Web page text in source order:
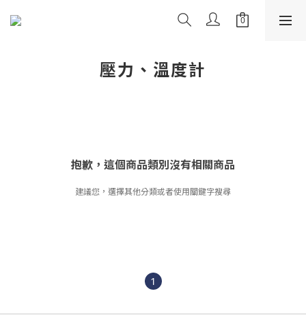
壓力、溫度計
抱歉，這個商品類別沒有相關商品
建議您，選擇其他分類或者使用關鍵字搜尋
1